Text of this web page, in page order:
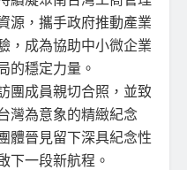
源，攜手政府推動產業
，成為協助中小微企業
的穩定力量。
團成員親切合照，並致
灣為意象的精緻紀念
體晉見留下深具紀念性
下一段新航程。